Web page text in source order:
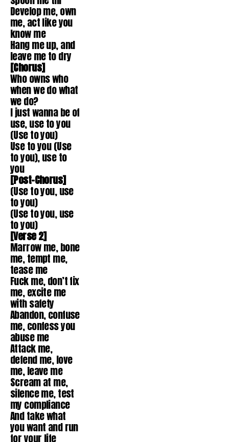
Develop me, own
me, act like you
know me
Hang me up, and
leave me to dry
[Chorus]
Who owns who
when we do what
we do?
I just wanna be of
use, use to you
(Use to you)
Use to you (Use
to you), use to
you
[Post-Chorus]
(Use to you, use
to you)
(Use to you, use
to you)
[Verse 2]
Marrow me, bone
me, tempt me,
tease me
Fuck me, don’t fix
me, excite me
with safety
Abandon, confuse
me, confess you
abuse me
Attack me,
defend me, love
me, leave me
Scream at me,
silence me, test
my compliance
And take what
you want and run
for your life